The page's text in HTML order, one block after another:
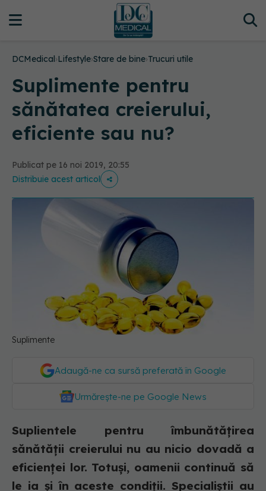
DCMedical›Lifestyle›Stare de bine›Trucuri utile
Suplimente pentru
sănătatea creierului,
eficiente sau nu?
Publicat pe 16 noi 2019, 20:55
Distribuie acest articol
Suplimente
Adaugă-ne ca sursă preferată în Google
Urmărește-ne pe Google News
Suplientele pentru îmbunătățirea
sănătății creierului nu au nicio dovadă a
eficienței lor. Totuși, oamenii continuă să
le ia și în aceste condiții. Specialiștii au